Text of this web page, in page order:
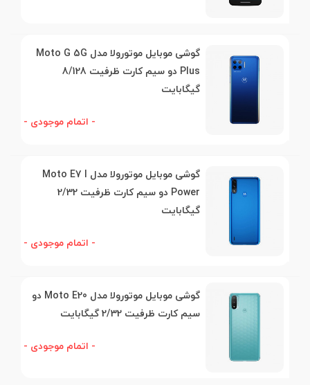
گوشی موبایل موتورولا مدل Moto G 5G
Plus دو سیم کارت ظرفیت 8/128
گیگابایت
- اتمام موجودی -
گوشی موبایل موتورولا مدل Moto E7 I
Power دو سیم کارت ظرفیت 2/32
گیگابایت
- اتمام موجودی -
گوشی موبایل موتورولا مدل Moto E20 دو
سیم کارت ظرفیت 2/32 گیگابایت
- اتمام موجودی -